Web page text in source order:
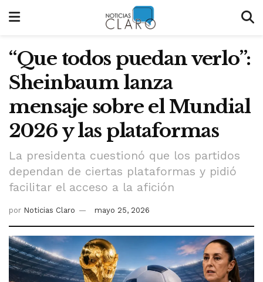
“Que todos puedan verlo”:
Sheinbaum lanza
mensaje sobre el Mundial
2026 y las plataformas
La presidenta cuestionó que los partidos
dependan de ciertas plataformas y pidió
facilitar el acceso a la afición
por Noticias Claro mayo 25, 2026